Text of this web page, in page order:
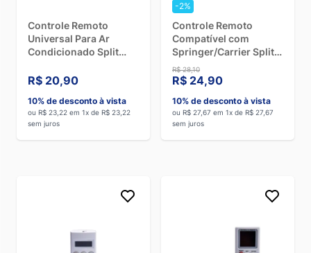
Controle Remoto
Universal Para Ar
Condicionado Split
R$ 20,90
10% de desconto à vista
ou R$ 23,22 em 1x de R$ 23,22
sem juros
-2%
Controle Remoto
Compatível com
Springer/Carrier Split
HW 7000 a 22000 BTUs
Hulter HT1CRRG52A
R$ 28,10
R$ 24,90
10% de desconto à vista
ou R$ 27,67 em 1x de R$ 27,67
sem juros